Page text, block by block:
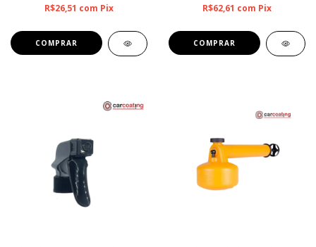
R$26,51 com Pix R$62,61 com Pix